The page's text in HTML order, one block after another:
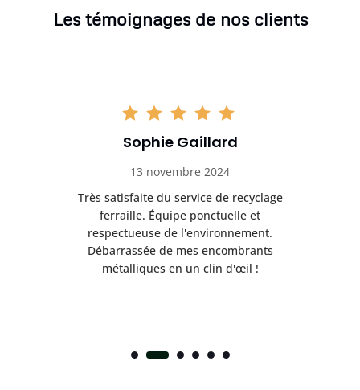
Les témoignages de nos clients
Sophie Gaillard
13 novembre 2024
Très satisfaite du service de recyclage
ferraille. Équipe ponctuelle et
respectueuse de l'environnement.
Débarrassée de mes encombrants
métalliques en un clin d'œil !